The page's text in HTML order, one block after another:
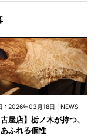
: 2026年03月18日 | NEWS
古屋店】栃ノ木が持つ、
ふれる個性